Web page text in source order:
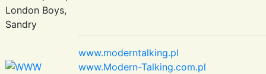
London Boys,
Sandry
www.moderntalking.pl
www.Modern-Talking.com.pl